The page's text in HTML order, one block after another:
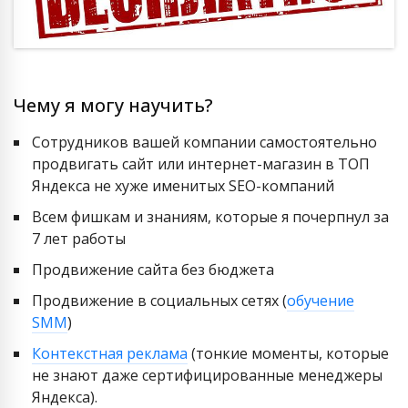
Чему я могу научить?
Сотрудников вашей компании самостоятельно
продвигать сайт или интернет-магазин в ТОП
Яндекса не хуже именитых SEO-компаний
Всем фишкам и знаниям, которые я почерпнул за
7 лет работы
Продвижение сайта без бюджета
Продвижение в социальных сетях (обучение
SMM)
Контекстная реклама (тонкие моменты, которые
не знают даже сертифицированные менеджеры
Яндекса).